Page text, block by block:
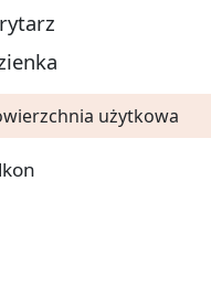
użytkowa